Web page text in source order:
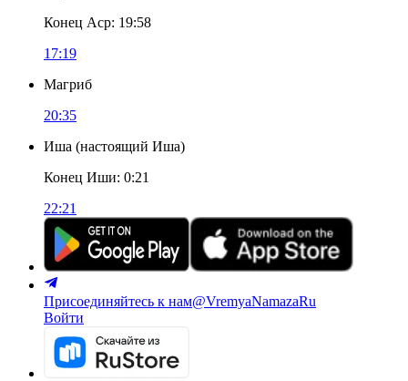
Конец Аср: 19:58
17:19
Магриб
20:35
Иша (настоящий Иша)
Конец Иши: 0:21
22:21
Присоединяйтесь к нам@VremyaNamazaRu
Войти